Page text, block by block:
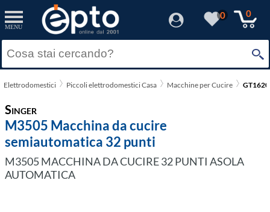
MENU
0 0
Elettrodomestici Piccoli elettrodomestici Casa Macchine per Cucire
Singer
M3505 Macchina da cucire
semiautomatica 32 punti
M3505 MACCHINA DA CUCIRE 32 PUNTI ASOLA
AUTOMATICA